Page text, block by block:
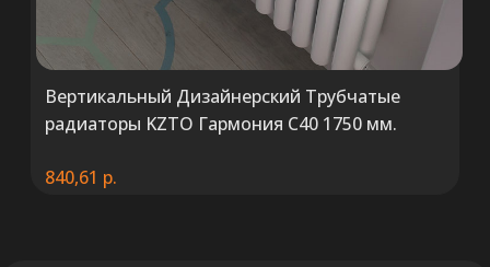
Вертикальный Дизайнерский Трубчатые
радиаторы KZTO Гармония C40 1750 мм.
840,61 р.